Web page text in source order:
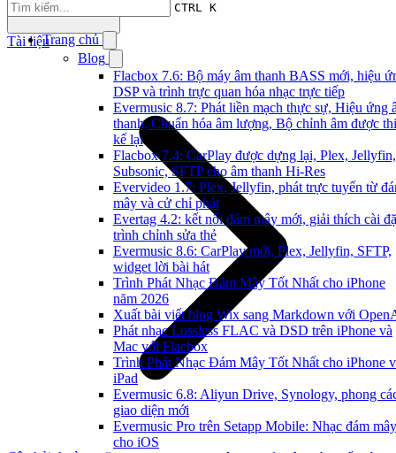
CTRL K
Trang chủ
Blog
Flacbox 7.6: Bộ máy âm thanh BASS mới, hiệu
DSP và trình trực quan hóa nhạc trực tiếp
Evermusic 8.7: Phát liền mạch thực sự, Hiệu ứng
thanh, Chuẩn hóa âm lượng, Bộ chỉnh âm được
kế lại
Flacbox 7.4: CarPlay được dựng lại, Plex, Jellyfin,
Subsonic, SFTP cho âm thanh Hi-Res
Evervideo 1.7: Plex, Jellyfin, phát trực tuyến từ
mây và cử chỉ phát
Evertag 4.2: kết nối đám mây mới, giải thích cài
trình chỉnh sửa thẻ
Evermusic 8.6: CarPlay mới, Plex, Jellyfin, SFTP,
widget lời bài hát
Trình Phát Nhạc Đám Mây Tốt Nhất cho iPhone
năm 2026
Xuất bài viết blog Wix sang Markdown với
Phát nhạc Lossless FLAC và DSD trên iPhone và
Mac với Flacbox
Trình Phát Nhạc Đám Mây Tốt Nhất cho iPhone
iPad
Evermusic 6.8: Aliyun Drive, Synology, phong
giao diện mới
Evermusic Pro trên Setapp Mobile: Nhạc đám mây
cho iOS
Tài liệu